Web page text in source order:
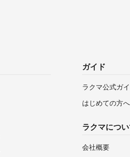
ガイド
ラクマ公式ガ
はじめての方へ
ラクマにつ
会社概要